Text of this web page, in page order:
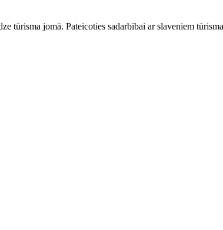
tūrisma jomā. Pateicoties sadarbībai ar slaveniem